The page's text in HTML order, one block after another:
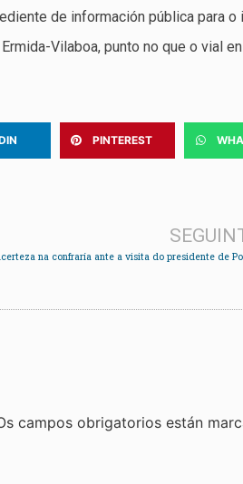
de información pública para o
Vilaboa, punto no que o vial
PINTEREST
campos obrigatorios están